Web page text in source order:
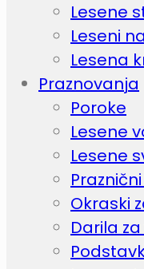
Lesene
Leseni
Lesena
Praznovanja
Poroke
Lesene
Lesene
Okraski
Darila